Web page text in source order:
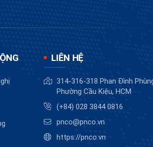
LIÊN HỆ
314-316-318 Phan Đình
Phường Cầu Kiệu, HCM
(+84) 028 3844 0816
pnco@pnco.vn
https://pnco.vn